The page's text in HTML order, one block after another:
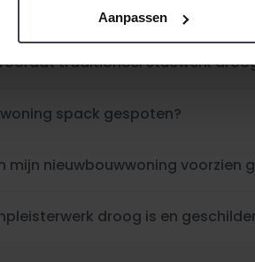
Aanpassen
Spuitwerken starten met
traditioneel stucwerk
spack gespoten?
mijn nieuwbouwwoning voorzien
droog is en